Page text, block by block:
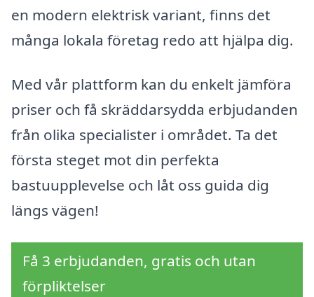
en modern elektrisk variant, finns det
många lokala företag redo att hjälpa dig.
Med vår plattform kan du enkelt jämföra
priser och få skräddarsydda erbjudanden
från olika specialister i området. Ta det
första steget mot din perfekta
bastuupplevelse och låt oss guida dig
längs vägen!
Få 3 erbjudanden, gratis och utan
förpliktelser